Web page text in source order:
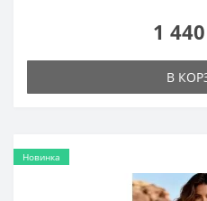
1
В
Новинка